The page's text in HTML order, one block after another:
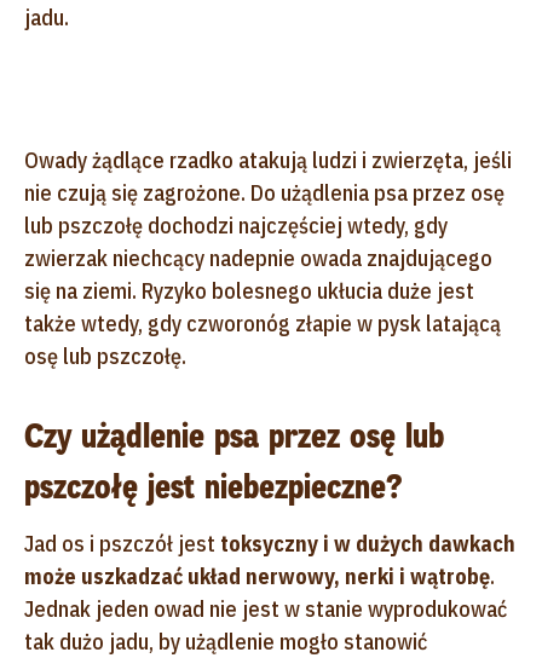
jadu.
Owady żądlące rzadko atakują ludzi i zwierzęta, jeśli
nie czują się zagrożone. Do użądlenia psa przez osę
lub pszczołę dochodzi najczęściej wtedy, gdy
zwierzak niechcący nadepnie owada znajdującego
się na ziemi. Ryzyko bolesnego ukłucia duże jest
także wtedy, gdy czworonóg złapie w pysk latającą
osę lub pszczołę.
Czy użądlenie psa przez osę lub
pszczołę jest niebezpieczne?
Jad os i pszczół jest toksyczny i w dużych dawkach
może uszkadzać układ nerwowy, nerki i wątrobę.
Jednak jeden owad nie jest w stanie wyprodukować
tak dużo jadu, by użądlenie mogło stanowić